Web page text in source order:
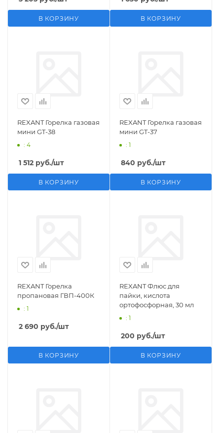
В КОРЗИНУ В КОРЗИНУ
REXANT Горелка газовая
мини GT-38
: 4
1 512 руб./шт
В КОРЗИНУ
REXANT Горелка газовая
мини GT-37
: 1
840 руб./шт
В КОРЗИНУ
REXANT Горелка
пропановая ГВП-400К
: 1
2 690 руб./шт
В КОРЗИНУ
REXANT Флюс для
пайки, кислота
ортофосфорная, 30 мл
: 1
200 руб./шт
В КОРЗИНУ